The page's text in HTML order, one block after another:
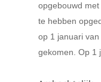
opgebouwd
te hebben
op 1 januari
gekomen. Op 1